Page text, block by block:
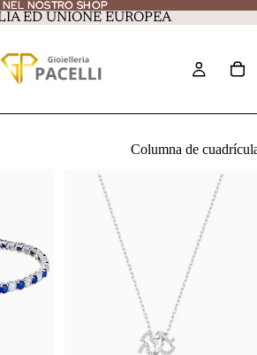
NOSTRO SHOP
NOSTRO SHOP
ED UNIONE EUROPEA
Columna de